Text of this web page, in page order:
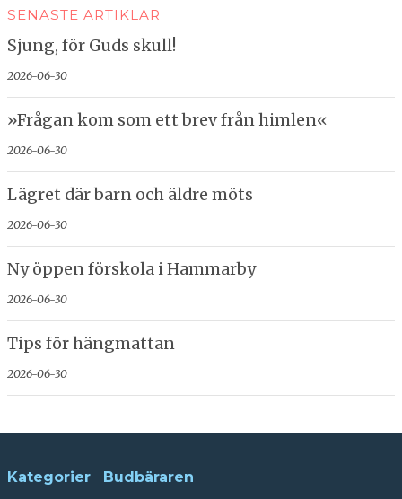
SENASTE ARTIKLAR
Sjung, för Guds skull!
2026-06-30
»Frågan kom som ett brev från himlen«
2026-06-30
Lägret där barn och äldre möts
2026-06-30
Ny öppen förskola i Hammarby
2026-06-30
Tips för hängmattan
2026-06-30
Kategorier Budbäraren